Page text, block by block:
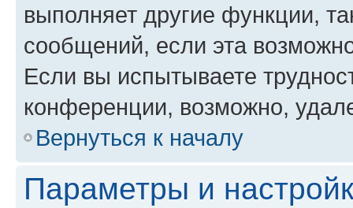
выполняет другие функции,
сообщений, если эта
Если вы испытываете
конференции, возможно,
Вернуться к началу
Параметры и